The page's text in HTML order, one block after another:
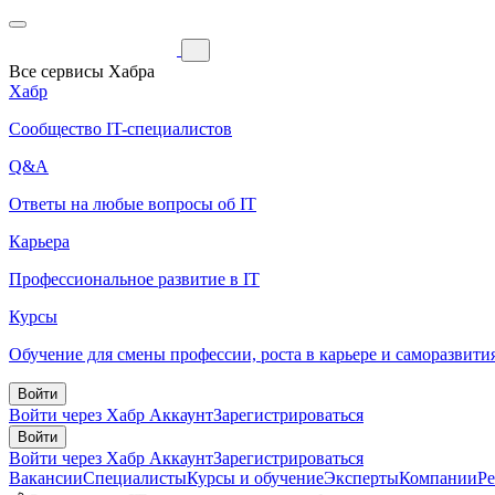
Все сервисы Хабра
Хабр
Сообщество IT-специалистов
Q&A
Ответы на любые вопросы об IT
Карьера
Профессиональное развитие в IT
Курсы
Обучение для смены профессии, роста в карьере и
Войти
Войти через Хабр АккаунтЗарегистрироваться
Войти
Войти через Хабр АккаунтЗарегистрироваться
ВакансииСпециалистыКурсы и обучениеЭкспертыКомпании